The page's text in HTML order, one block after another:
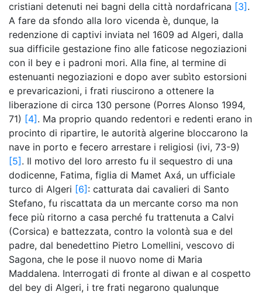
cristiani detenuti nei bagni della città nordafricana [3] .
A fare da sfondo alla loro vicenda è, dunque, la
redenzione di captivi inviata nel 1609 ad Algeri, dalla
sua difficile gestazione fino alle faticose negoziazioni
con il bey e i padroni mori. Alla fine, al termine di
estenuanti negoziazioni e dopo aver subìto estorsioni
e prevaricazioni, i frati riuscirono a ottenere la
liberazione di circa 130 persone (Porres Alonso 1994,
71) [4] . Ma proprio quando redentori e redenti erano in
procinto di ripartire, le autorità algerine bloccarono la
nave in porto e fecero arrestare i religiosi (ivi, 73-9)
[5] . Il motivo del loro arresto fu il sequestro di una
dodicenne, Fatima, figlia di Mamet Axá, un ufficiale
turco di Algeri [6] : catturata dai cavalieri di Santo
Stefano, fu riscattata da un mercante corso ma non
fece più ritorno a casa perché fu trattenuta a Calvi
(Corsica) e battezzata, contro la volontà sua e del
padre, dal benedettino Pietro Lomellini, vescovo di
Sagona, che le pose il nuovo nome di Maria
Maddalena. Interrogati di fronte al diwan e al cospetto
del bey di Algeri, i tre frati negarono qualunque